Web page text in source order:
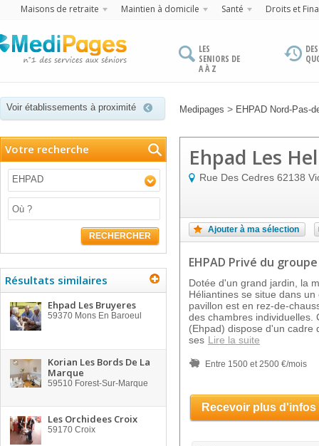
Maisons de retraite Maintien à domicile Santé Droits et
LES
SENIORS DE
A À Z
Voir établissements à proximité Medipages > EHPAD Nord-Pas-
Votre recherche
EHPAD
RECHERCHER
Résultats similaires
Ehpad Les Bruyeres
59370 Mons En Baroeul
Korian Les Bords De La
Marque
59510 Forest-Sur-Marque
Les Orchidees Croix
59170 Croix
Ehpad Les
Rue Des Cedres 62138
Ajouter à ma sélection
EHPAD Privé du groupe
Dotée d'un grand jardin, la
Héliantines se situe dans
pavillon est en rez-de-
des chambres individuelles.
(Ehpad) dispose d'un cadre
ses Lire la suite
Entre 1500 et 2500 €/mois
Recevoir plus d'infos